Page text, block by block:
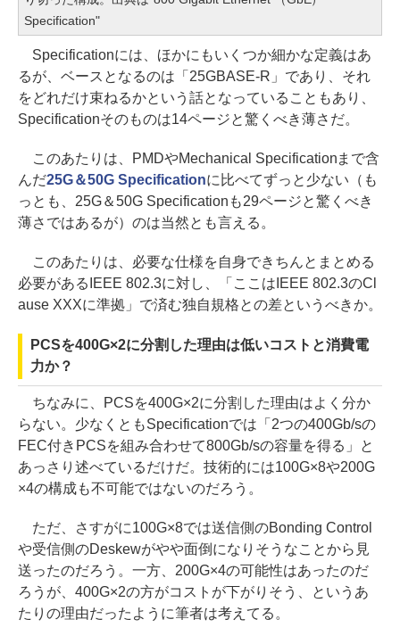
Specification"
Specificationには、ほかにもいくつか細かな定義はあ
るが、ベースとなるのは「25GBASE-R」であり、それ
をどれだけ束ねるかという話となっていることもあり、
Specificationそのものは14ページと驚くべき薄さだ。
このあたりは、PMDやMechanical Specificationまで含
んだ25G＆50G Specificationに比べてずっと少ない（も
っとも、25G＆50G Specificationも29ページと驚くべき
薄さではあるが）のは当然とも言える。
このあたりは、必要な仕様を自身できちんとまとめる
必要があるIEEE 802.3に対し、「ここはIEEE 802.3のCl
ause XXXに準拠」で済む独自規格との差というべきか。
PCSを400G×2に分割した理由は低いコストと消費電
力か？
ちなみに、PCSを400G×2に分割した理由はよく分か
らない。少なくともSpecificationでは「2つの400Gb/sの
FEC付きPCSを組み合わせて800Gb/sの容量を得る」と
あっさり述べているだけだ。技術的には100G×8や200G
×4の構成も不可能ではないのだろう。
ただ、さすがに100G×8では送信側のBonding Control
や受信側のDeskewがやや面倒になりそうなことから見
送ったのだろう。一方、200G×4の可能性はあったのだ
ろうが、400G×2の方がコストが下がりそう、というあ
たりの理由だったように筆者は考えてる。